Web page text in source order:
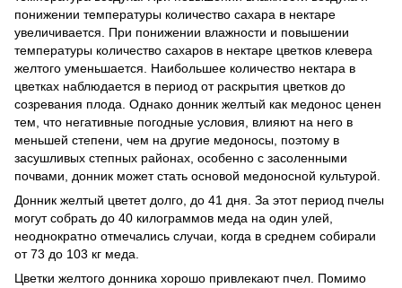
понижении температуры количество сахара в нектаре
увеличивается. При понижении влажности и повышении
температуры количество сахаров в нектаре цветков клевера
желтого уменьшается. Наибольшее количество нектара в
цветках наблюдается в период от раскрытия цветков до
созревания плода. Однако донник желтый как медонос ценен
тем, что негативные погодные условия, влияют на него в
меньшей степени, чем на другие медоносы, поэтому в
засушливых степных районах, особенно с засоленными
почвами, донник может стать основой медоносной культурой.
Донник желтый цветет долго, до 41 дня. За этот период пчелы
могут собрать до 40 килограммов меда на один улей,
неоднократно отмечались случаи, когда в среднем собирали
от 73 до 103 кг меда.
Цветки желтого донника хорошо привлекают пчел. Помимо